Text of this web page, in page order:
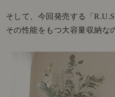
そして、今回発売する「
その性能をもつ大容量収納な